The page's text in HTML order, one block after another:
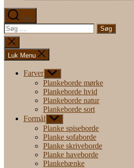
Søg
Søg
efter:
Luk
søgning
Luk Menu
Farver Vis
undermenu
Plankeborde mørke
Plankeborde hvid
Plankeborde natur
Plankeborde sort
Formål Vis
undermenu
Planke spiseborde
Planke sofaborde
Planke skriveborde
Planke haveborde
Plankebænke